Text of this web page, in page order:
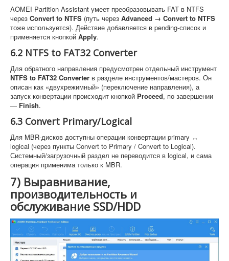
AOMEI Partition Assistant умеет преобразовывать FAT в NTFS
через Convert to NTFS (путь через Advanced → Convert to NTFS
тоже используется). Действие добавляется в pending-список и
применяется кнопкой Apply.
6.2 NTFS to FAT32 Converter
Для обратного направления предусмотрен отдельный инструмент
NTFS to FAT32 Converter в разделе инструментов/мастеров. Он
описан как «двухрежимный» (переключение направления), а
запуск конвертации происходит кнопкой Proceed, по завершении
— Finish.
6.3 Convert Primary/Logical
Для MBR-дисков доступны операции конвертации primary ↔
logical (через пункты Convert to Primary / Convert to Logical).
Системный/загрузочный раздел не переводится в logical, и сама
операция применима только к MBR.
7) Выравнивание,
производительность и
обслуживание SSD/HDD